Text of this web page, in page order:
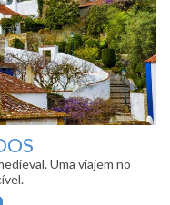
Uma viajem no